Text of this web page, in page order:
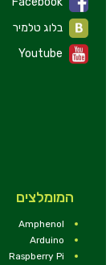
Youtube
המומלצים
Amphenol
Arduino
Raspberry Pi